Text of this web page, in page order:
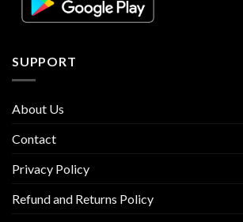
SUPPORT
About Us
Contact
Privacy Policy
Refund and Returns Policy